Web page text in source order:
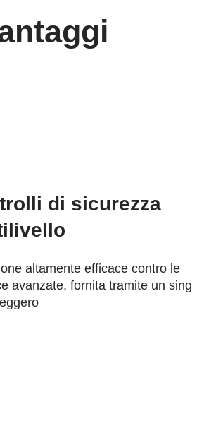
di sicurezza
altamente efficace contro le
avanzate, fornita tramite un